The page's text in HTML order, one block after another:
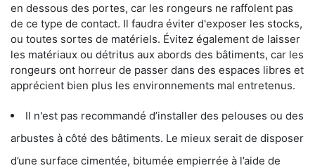
en dessous des portes, car les rongeurs ne raffolent pas
de ce type de contact. Il faudra éviter d'exposer les stocks,
ou toutes sortes de matériels. Évitez également de laisser
les matériaux ou détritus aux abords des bâtiments, car les
rongeurs ont horreur de passer dans des espaces libres et
apprécient bien plus les environnements mal entretenus.
Il n'est pas recommandé d’installer des pelouses ou des
arbustes à côté des bâtiments. Le mieux serait de disposer
d’une surface cimentée, bitumée empierrée à l’aide de